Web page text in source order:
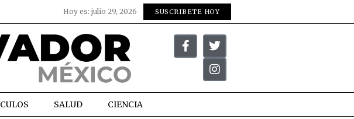
Hoy es: julio 29, 2026 SUSCRIBETE HOY
SALUD CIENCIA